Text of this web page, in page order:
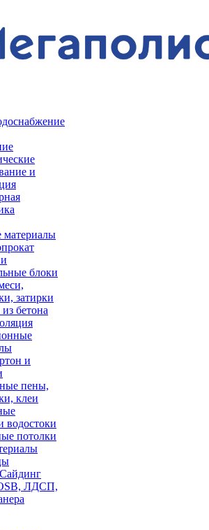
и
материалы
блоки
затирки
бетона
и
пены,
клеи
водостоки
потолки
ЛДСП,